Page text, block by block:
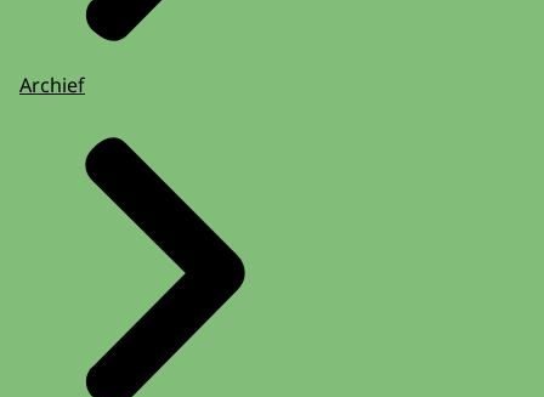
Archief